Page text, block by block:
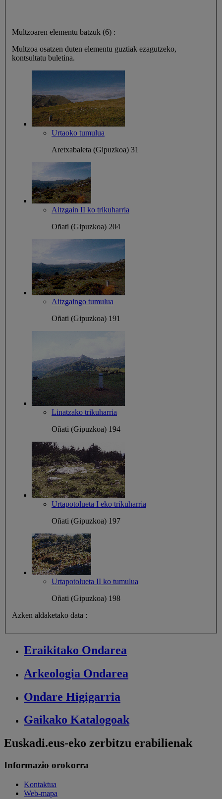
Multzoaren elementu batzuk (6) :
Multzoa osatzen duten elementu guztiak ezagutzeko,
kontsultatu buletina.
Urtaoko tumulua
Aretxabaleta (Gipuzkoa) 31
Aitzgain II ko trikuharria
Oñati (Gipuzkoa) 204
Aitzgaingo tumulua
Oñati (Gipuzkoa) 191
Linatzako trikuharria
Oñati (Gipuzkoa) 194
Urtapotolueta I eko trikuharria
Oñati (Gipuzkoa) 197
Urtapotolueta II ko tumulua
Oñati (Gipuzkoa) 198
Azken aldaketako data :
Eraikitako Ondarea
Arkeologia Ondarea
Ondare Higigarria
Gaikako Katalogoak
Euskadi.eus-eko zerbitzu erabilienak
Informazio orokorra
Kontaktua
Web-mapa